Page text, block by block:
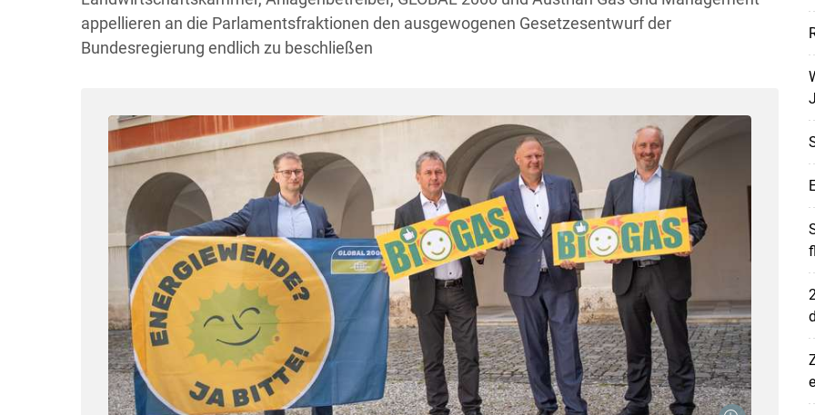
appellieren an die Parlamentsfraktionen den ausgewogenen Gesetzesentwurf der
Bundesregierung endlich zu beschließen